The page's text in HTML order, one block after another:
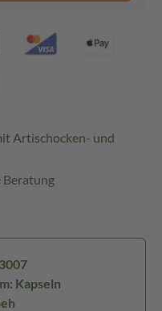
Artischocken- und
Beratung
Kapseln